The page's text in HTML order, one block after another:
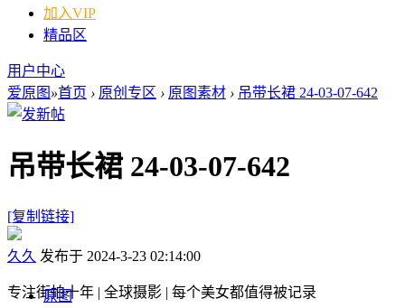
加入VIP
精品区
用户中心
爱原图 »首页 › 原创专区 › 原图素材 › 吊带长裙 24-03-07-642
吊带长裙 24-03-07-642
[复制链接]
久久 发布于 2024-3-23 02:14:00
专注街拍十年 | 全球摄影 | 每个美女都值得被记录
原图